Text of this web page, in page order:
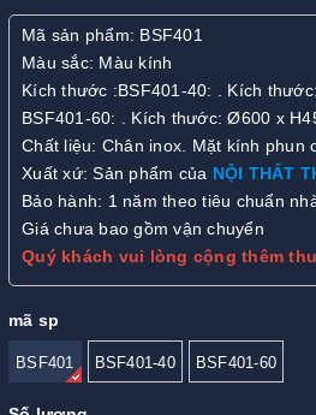
Mã sản phẩm: BSF401
Màu sắc: Màu kính
Kích thước :BSF401-40: . Kích
BSF401-60: . Kích thước: Ø600 x
Chất liệu: Chân inox. Mặt kính phun
Xuất xứ: Sản phẩm của NỘI THẤT
Bảo hành: 1 năm theo tiêu chuẩn
Giá chưa bao gồm vận chuyển
Quý khách vui lòng cộng thêm
mã sp
BSF401 BSF401-40 BSF401-60